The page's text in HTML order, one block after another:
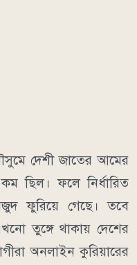
দেশী জাতের আমের
ছিল। ফলে নির্ধারিত
ফুরিয়ে গেছে। তবে
তুঙ্গে থাকায় দেশের
অনলাইন কুরিয়ারের